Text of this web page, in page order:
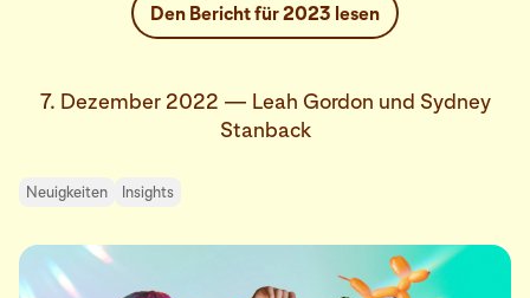
Den Bericht für 2023 lesen
7. Dezember 2022 — Leah Gordon und Sydney
Stanback
Neuigkeiten Insights